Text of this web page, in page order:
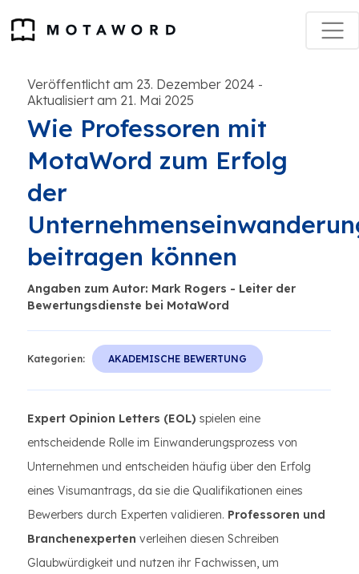
Veröffentlicht am 23. Dezember 2024 -
Aktualisiert am 21. Mai 2025
Wie Professoren mit
MotaWord zum Erfolg
der
beitragen können
Angaben zum Autor: Mark Rogers - Leiter der
Bewertungsdienste bei MotaWord
Kategorien: AKADEMISCHE BEWERTUNG
Expert Opinion Letters (EOL) spielen eine
entscheidende Rolle im Einwanderungsprozess von
Unternehmen und entscheiden häufig über den Erfolg
eines Visumantrags, da sie die Qualifikationen eines
Bewerbers durch Experten validieren. Professoren und
Branchenexperten verleihen diesen Schreiben
Glaubwürdigkeit und nutzen ihr Fachwissen, um